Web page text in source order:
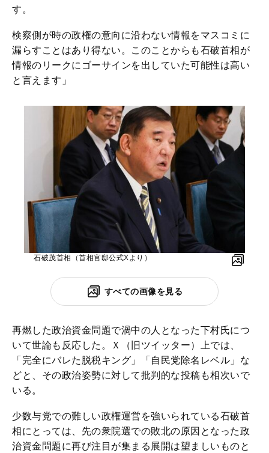
す。
検察側が時の政権の意向に沿わない情報をマスコミに
漏らすことはあり得ない。このことからも石破首相が
情報のリークにゴーサインを出していた可能性は高い
と言えます」
石破茂首相（首相官邸公式Xより）
すべての画像を見る
再燃した政治資金問題で渦中の人となった下村氏につ
いて世論も反応した。Ｘ（旧ツイッター）上では、
「完全にバレた脱税キング」「自民党除名レベル」な
どと、その政治姿勢に対して批判的な投稿も相次いで
いる。
少数与党での難しい政権運営を強いられている石破首
相にとっては、先の衆院選での敗北の原因となった政
治資金問題に再び注目が集まる展開は望ましいものと